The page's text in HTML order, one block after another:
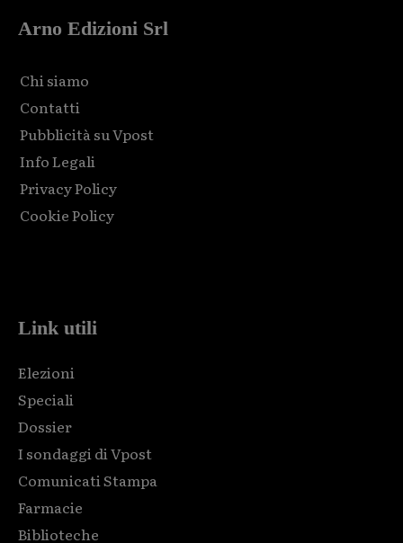
Arno Edizioni Srl
Chi siamo
Contatti
Pubblicità su Vpost
Info Legali
Privacy Policy
Cookie Policy
Link utili
Elezioni
Speciali
Dossier
I sondaggi di Vpost
Comunicati Stampa
Farmacie
Biblioteche